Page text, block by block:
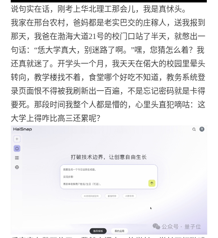
说句实在话，刚考上华北理工那会儿，我是真怵头。
我家在邢台农村，爸妈都是老实巴交的庄稼人，送我报到
那天，我爸在渤海大道21号的校门口站了半天，就憋出一
句话：“恁大学真大，别迷路了啊。”嘿，您猜怎么着？我
还真就迷了。开学头一个月，我天天在偌大的校园里晕头
转向，教学楼找不着，食堂哪个好吃不知道，教务系统登
录页面恨不得被我刷新出一百遍，不是忘记密码就是卡得
要死。那段时间我整个人都是懵的，心里头直犯嘀咕：这
大学上得咋比高三还累呢？